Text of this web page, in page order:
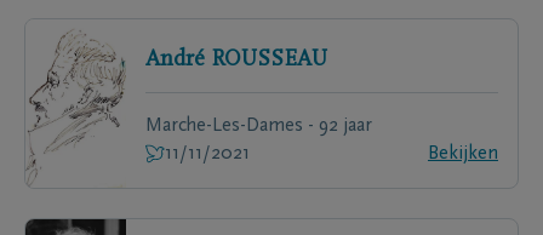
André ROUSSEAU
Marche-Les-Dames - 92 jaar
11/11/2021
Bekijken